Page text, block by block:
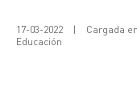
17-03-2022 | Cargada en
Educación